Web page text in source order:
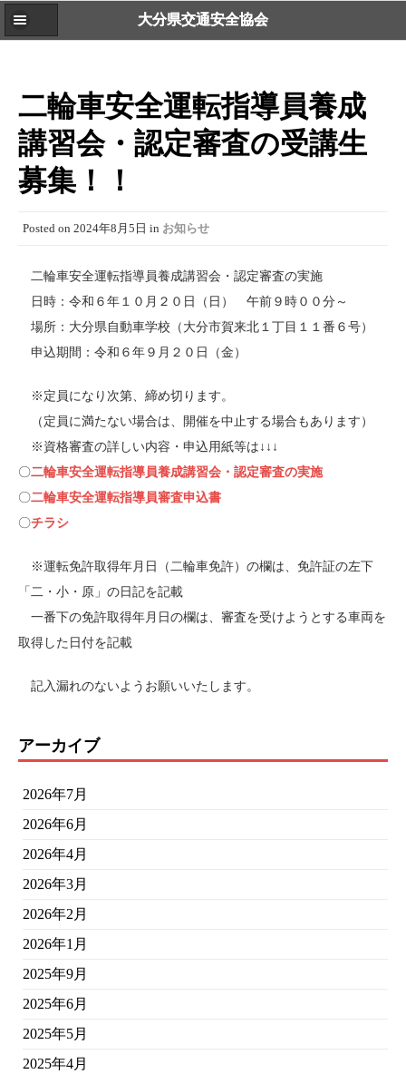
大分県交通安全協会
二輪車安全運転指導員養成
講習会・認定審査の受講生
募集！！
Posted on 2024年8月5日 in お知らせ
二輪車安全運転指導員養成講習会・認定審査の実施
日時：令和６年１０月２０日（日） 午前９時００分～
場所：大分県自動車学校（大分市賀来北１丁目１１番６号）
申込期間：令和６年９月２０日（金）
※定員になり次第、締め切ります。
（定員に満たない場合は、開催を中止する場合もあります）
※資格審査の詳しい内容・申込用紙等は↓↓↓
〇二輪車安全運転指導員養成講習会・認定審査の実施
〇二輪車安全運転指導員審査申込書
〇チラシ
※運転免許取得年月日（二輪車免許）の欄は、免許証の左下
「二・小・原」の日記を記載
一番下の免許取得年月日の欄は、審査を受けようとする車両を
取得した日付を記載
記入漏れのないようお願いいたします。
アーカイブ
2026年7月
2026年6月
2026年4月
2026年3月
2026年2月
2026年1月
2025年9月
2025年6月
2025年5月
2025年4月